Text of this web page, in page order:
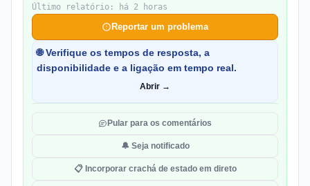
Último relatório: há 2 horas
Reportar um problema
🌐 Verifique os tempos de resposta, a
disponibilidade e a ligação em tempo real.
Abrir →
Pular para os comentários
🔔 Seja notificado
📋 Incorporar crachá de estado em direto